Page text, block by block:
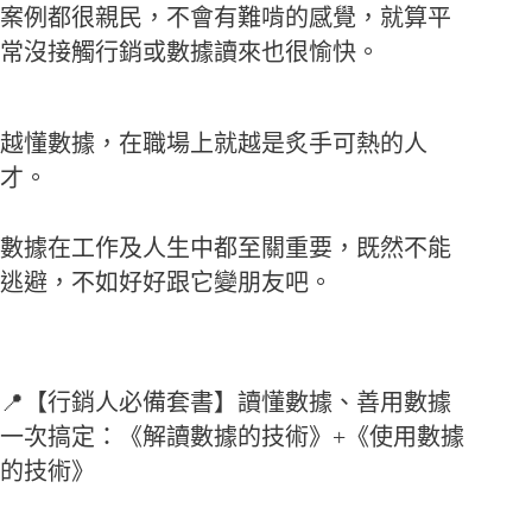
案例都很親民，不會有難啃的感覺，就算平
常沒接觸行銷或數據讀來也很愉快。
越懂數據，在職場上就越是炙手可熱的人
才。
數據在工作及人生中都至關重要，既然不能
逃避，不如好好跟它變朋友吧。
📍【行銷人必備套書】讀懂數據、善用數據
一次搞定：《解讀數據的技術》+《使用數據
的技術》